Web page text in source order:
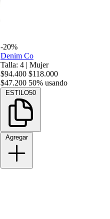
-20%
Denim Co
Talla: 4 | Mujer
$94.400 $118.000
$47.200 50% usando
ESTILO50
Agregar